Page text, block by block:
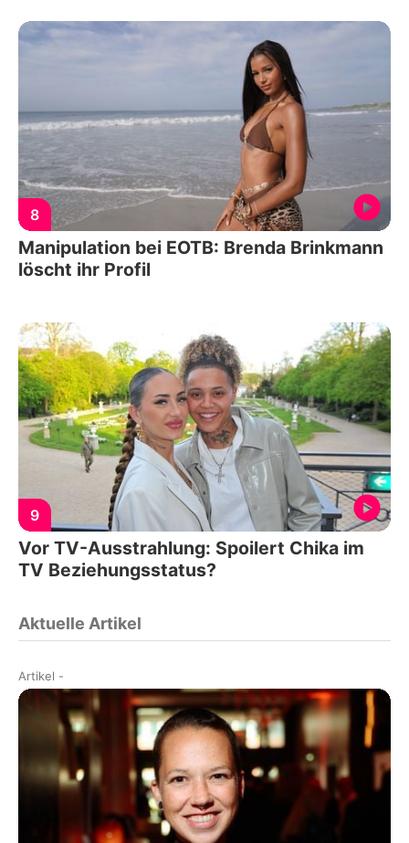
8
Manipulation bei EOTB: Brenda Brinkmann
löscht ihr Profil
9
Vor TV-Ausstrahlung: Spoilert Chika im
TV Beziehungsstatus?
Aktuelle Artikel
Artikel -